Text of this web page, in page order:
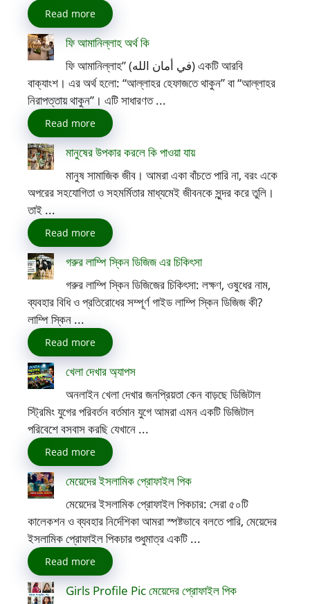
Read more
ফি আমানিল্লাহ অর্থ কি
ফি আমানিল্লাহ” (في أمان الله) একটি আরবি
বাক্যাংশ। এর অর্থ হলো: “আল্লাহর হেফাজতে থাকুন” বা “আল্লাহর
নিরাপত্তায় থাকুন”। এটি সাধারণত ...
Read more
মানুষের উপকার করলে কি পাওয়া যায়
মানুষ সামাজিক জীব। আমরা একা বাঁচতে পারি না, বরং একে
অপরের সহযোগিতা ও সহমর্মিতার মাধ্যমেই জীবনকে সুন্দর করে তুলি।
তাই ...
Read more
গরুর লাম্পি স্কিন ডিজিজ এর চিকিৎসা
গরুর লাম্পি স্কিন ডিজিজের চিকিৎসা: লক্ষণ, ওষুধের নাম,
ব্যবহার বিধি ও প্রতিরোধের সম্পূর্ণ গাইড লাম্পি স্কিন ডিজিজ কী?
লাম্পি স্কিন ...
Read more
খেলা দেখার অ্যাপস
অনলাইন খেলা দেখার জনপ্রিয়তা কেন বাড়ছে ডিজিটাল
স্ট্রিমিং যুগের পরিবর্তন বর্তমান যুগে আমরা এমন একটি ডিজিটাল
পরিবেশে বসবাস করছি যেখানে ...
Read more
মেয়েদের ইসলামিক প্রোফাইল পিক
মেয়েদের ইসলামিক প্রোফাইল পিকচার: সেরা ৫০টি
কালেকশন ও ব্যবহার নির্দেশিকা আমরা স্পষ্টভাবে বলতে পারি, মেয়েদের
ইসলামিক প্রোফাইল পিকচার শুধুমাত্র একটি ...
Read more
Girls Profile Pic মেয়েদের প্রোফাইল পিক